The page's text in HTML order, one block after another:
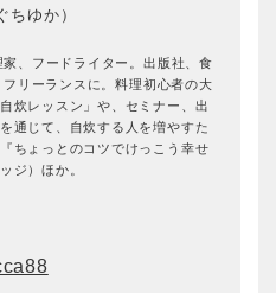
ちゆか）
、フードライター。出版社、食
リーランスに。料理初心者の大
炊レッスン」や、セミナー、出
通じて、自炊する人を増やすた
ちょっとのコツでけっこう幸せ
ジ）ほか。